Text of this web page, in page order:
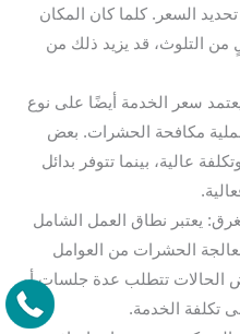
السعر. كلما كان المكان
من التلوث، قد يزيد ذلك من
سعر الخدمة أيضًا على نوع
مكافحة الحشرات. بعض
عالية، بينما تتوفر بدائل
يعتبر نطاق العمل الشامل
الحشرات من العوامل
الحالات تتطلب عدة جلسات أو
تكلفة الخدمة.